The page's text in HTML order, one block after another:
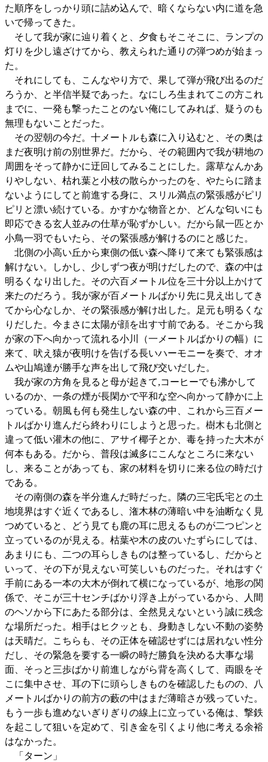
た順序をしっかり頭に詰め込んで、暗くならない内に道を急
いで帰ってきた。
そして我が家に辿り着くと、夕食もそこそこに、ランプの
灯りを少し遠ざけてから、教えられた通りの弾つめが始まっ
た。
それにしても、こんなやり方で、果して弾が飛び出るのだ
ろうか、と半信半疑であった。なにしろ生まれてこの方これ
までに、一発も撃ったことのない俺にしてみれば、疑うのも
無理もないことだった。
その翌朝の今だ。十メートルも森に入り込むと、その奥は
まだ夜明け前の別世界だ。だから、その範囲内で我が耕地の
周囲をそって静かに迂回してみることにした。露草なんかあ
りやしない、枯れ葉と小枝の散らかったのを、やたらに踏ま
ないようにしてと前進する身に、スリル満点の緊張感がピリ
ピリと漂い続けている。かすかな物音とか、どんな匂いにも
即応できる玄人並みの仕草が恥ずかしい。だから鼠一匹とか
小鳥一羽でもいたら、その緊張感が解けるのにと感じた。
北側の小高い丘から東側の低い森へ降りて来ても緊張感は
解けない。しかし、少しずつ夜が明けだしたので、森の中は
明るくなり出した。その六百メートル位を三十分以上かけて
来たのだろう。我が家が百メートルばかり先に見え出してき
てから心なしか、その緊張感が解け出した。足元も明るくな
りだした。今まさに太陽が顔を出す寸前である。そこから我
が家の下へ向かって流れる小川（一メートルばかりの幅）に
来て、吠え猿が夜明けを告げる長いハーモニーを奏で、オオ
ムや山鳩達が勝手な声を出して飛び交いだした。
我が家の方角を見ると母が起きて,コーヒーでも沸かして
いるのか、一条の煙が長閑かで平和な空へ向かって静かに上
っている。朝風も何も発生しない森の中、これから三百メー
トルばかり進んだら終わりにしようと思った。樹木も北側と
違って低い灌木の他に、アサイ椰子とか、毒を持った大木が
何本もある。だから、普段は滅多にこんなところに来ない
し、来ることがあっても、家の材料を切りに来る位の時だけ
である。
その南側の森を半分進んだ時だった。隣の三宅氏宅との土
地境界はすぐ近くであるし、潅木林の薄暗い中を油断なく見
つめていると、どう見ても鹿の耳に思えるものが二つピンと
立っているのが見える。枯葉や木の皮のいたずらにしては、
あまりにも、二つの耳らしきものは整っているし、だからと
いって、その下が見えない可笑しいものだった。それはすぐ
手前にある一本の大木が倒れて横になっているが、地形の関
係で、そこが三十センチばかり浮き上がっているから、人間
のヘソから下にあたる部分は、全然見えないという誠に残念
な場所だった。相手はヒクッとも、身動きしない不動の姿勢
は天晴だ。こちらも、その正体を確認せずには居れない性分
だし、その緊急を要する一瞬の時だ勝負を決める大事な場
面、そっと三歩ばかり前進しながら背を高くして、両眼をそ
こに集中させ、耳の下に頭らしきものを確認したものの、八
メートルばかりの前方の藪の中はまだ薄暗さが残っていた。
もう一歩も進めないぎりぎりの線上に立っている俺は、撃鉄
を起こして狙いを定めて、引き金を引くより他に考える余裕
はなかった。
「ターン」